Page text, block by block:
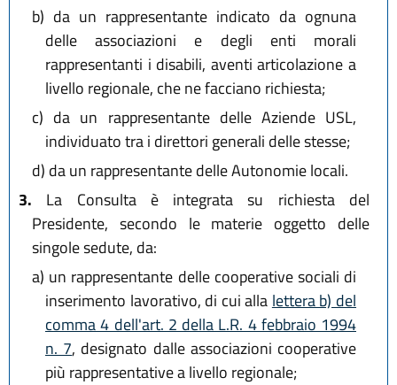
b) da un rappresentante indicato da ognuna
delle associazioni e degli enti morali
rappresentanti i disabili, aventi articolazione a
livello regionale, che ne facciano richiesta;
c) da un rappresentante delle Aziende USL,
individuato tra i direttori generali delle stesse;
d) da un rappresentante delle Autonomie locali.
3. La Consulta è integrata su richiesta del
Presidente, secondo le materie oggetto delle
singole sedute, da:
a) un rappresentante delle cooperative sociali di
inserimento lavorativo, di cui alla lettera b) del
comma 4 dell'art. 2 della L.R. 4 febbraio 1994
n. 7, designato dalle associazioni cooperative
più rappresentative a livello regionale;